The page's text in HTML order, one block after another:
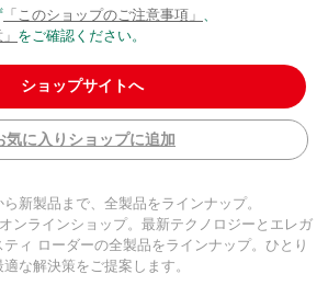
「このショップのご注意事項」 、
をご確認ください。
ショップサイトへ
気に入りショップに追加
新製品まで、全製品をラインナップ。
ンラインショップ。最新テクノロジーとエレガ
ィ ローダーの全製品をラインナップ。ひとり
な解決策をご提案します。